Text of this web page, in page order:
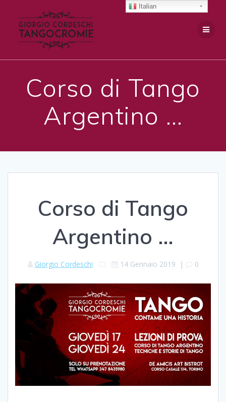
Corso di Tango
Argentino …
Corso di Tango
Argentino …
Giorgio Cordeschi 14 Gennaio 2019 | 0
Italian